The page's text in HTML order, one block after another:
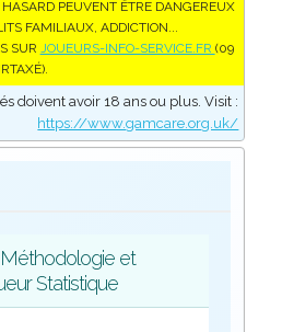
HASARD PEUVENT ÊTRE DANGEREUX
FAMILIAUX, ADDICTION...
SUR JOUEURS-INFO-SERVICE.FR (09
doivent avoir 18 ans ou plus. Visit :
https://www.gamcare.org.uk/
Méthodologie et
Statistique